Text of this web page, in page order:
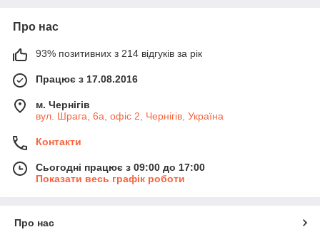
Про нас
93% позитивних з 214 відгуків за рік
Працює з 17.08.2016
м. Чернігів
вул. Шрага, 6а, офіс 2, Чернігів, Україна
Контакти
Сьогодні працює з 09:00 до 17:00
Показати весь графік роботи
Про нас